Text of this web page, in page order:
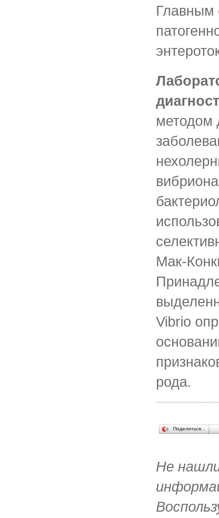
Главным
методом
Мак-
Vibrio
рода.
Поделиться…
Не